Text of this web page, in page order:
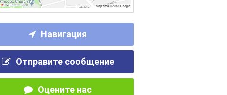
Навигация
Отправите сообщение
Оцените нас